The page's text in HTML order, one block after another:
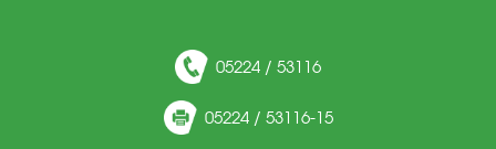
05224 / 53116
05224 / 53116-15